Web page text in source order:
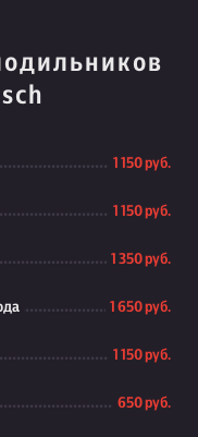
1 150 руб.
1 150 руб.
1 350 руб.
1 650 руб.
1 150 руб.
650 руб.